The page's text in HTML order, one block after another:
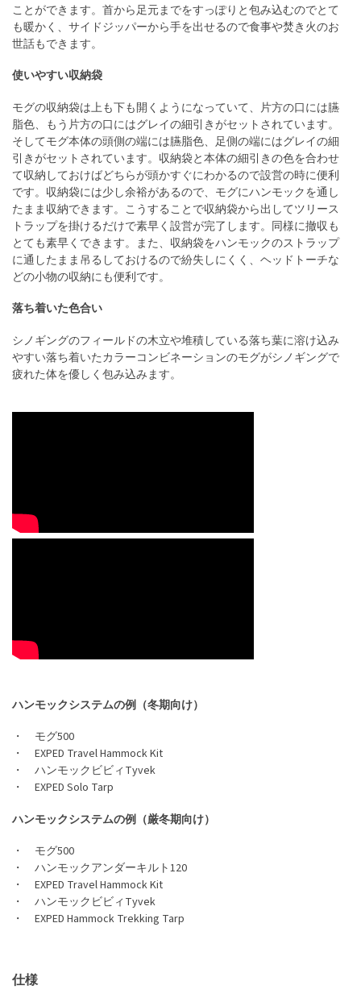
ことができます。首から足元までをすっぽりと包み込むのでとて
も暖かく、サイドジッパーから手を出せるので食事や焚き火のお
世話もできます。
使いやすい収納袋
モグの収納袋は上も下も開くようになっていて、片方の口には臙
脂色、もう片方の口にはグレイの細引きがセットされています。
そしてモグ本体の頭側の端には臙脂色、足側の端にはグレイの細
引きがセットされています。収納袋と本体の細引きの色を合わせ
て収納しておけばどちらが頭かすぐにわかるので設営の時に便利
です。収納袋には少し余裕があるので、モグにハンモックを通し
たまま収納できます。こうすることで収納袋から出してツリース
トラップを掛けるだけで素早く設営が完了します。同様に撤収も
とても素早くできます。また、収納袋をハンモックのストラップ
に通したまま吊るしておけるので紛失しにくく、ヘッドトーチな
どの小物の収納にも便利です。
落ち着いた色合い
シノギングのフィールドの木立や堆積している落ち葉に溶け込み
やすい落ち着いたカラーコンビネーションのモグがシノギングで
疲れた体を優しく包み込みます。
ハンモックシステムの例（冬期向け）
・ モグ500
・ EXPED Travel Hammock Kit
・ ハンモックビビィTyvek
・ EXPED Solo Tarp
ハンモックシステムの例（厳冬期向け）
・ モグ500
・ ハンモックアンダーキルト120
・ EXPED Travel Hammock Kit
・ ハンモックビビィTyvek
・ EXPED Hammock Trekking Tarp
仕様